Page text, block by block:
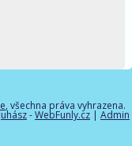
, všechna práva vyhrazena.
-WebFunly.cz | Admin